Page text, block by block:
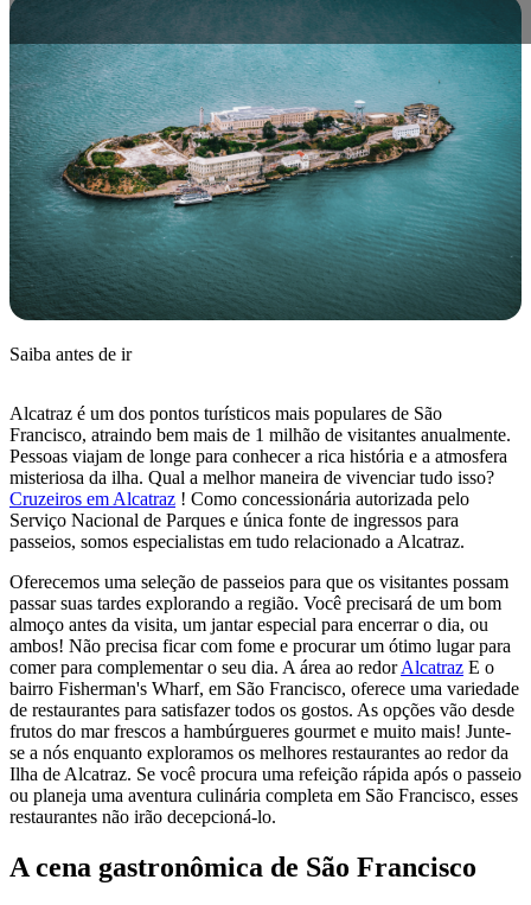
Saiba antes de ir
Alcatraz é um dos pontos turísticos mais populares de São
Francisco, atraindo bem mais de 1 milhão de visitantes anualmente.
Pessoas viajam de longe para conhecer a rica história e a atmosfera
misteriosa da ilha. Qual a melhor maneira de vivenciar tudo isso?
Cruzeiros em Alcatraz ! Como concessionária autorizada pelo
Serviço Nacional de Parques e única fonte de ingressos para
passeios, somos especialistas em tudo relacionado a Alcatraz.
Oferecemos uma seleção de passeios para que os visitantes possam
passar suas tardes explorando a região. Você precisará de um bom
almoço antes da visita, um jantar especial para encerrar o dia, ou
ambos! Não precisa ficar com fome e procurar um ótimo lugar para
comer para complementar o seu dia. A área ao redorAlcatraz E o
bairro Fisherman's Wharf, em São Francisco, oferece uma variedade
de restaurantes para satisfazer todos os gostos. As opções vão desde
frutos do mar frescos a hambúrgueres gourmet e muito mais! Junte-
se a nós enquanto exploramos os melhores restaurantes ao redor da
Ilha de Alcatraz. Se você procura uma refeição rápida após o passeio
ou planeja uma aventura culinária completa em São Francisco, esses
restaurantes não irão decepcioná-lo.
A cena gastronômica de São Francisco